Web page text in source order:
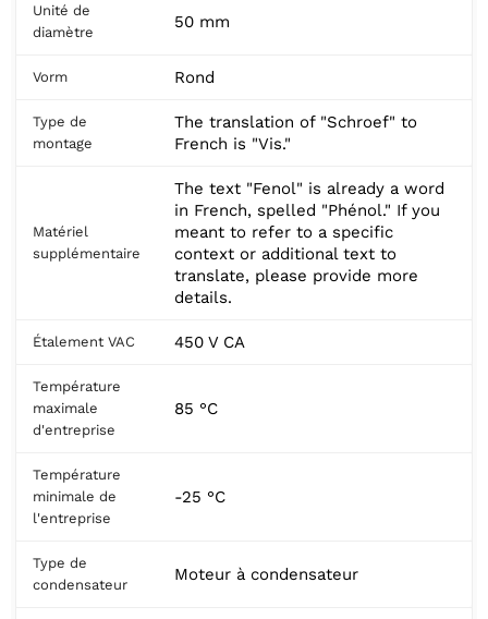
Unité de
diamètre
50 mm
Vorm Rond
Type de
montage
The translation of "Schroef" to
French is "Vis."
Matériel
supplémentaire
The text "Fenol" is already a word
in French, spelled "Phénol." If you
meant to refer to a specific
context or additional text to
translate, please provide more
details.
Étalement VAC 450 V CA
Température
maximale
d'entreprise
85 °C
Température
minimale de
l'entreprise
-25 °C
Type de
condensateur
Moteur à condensateur